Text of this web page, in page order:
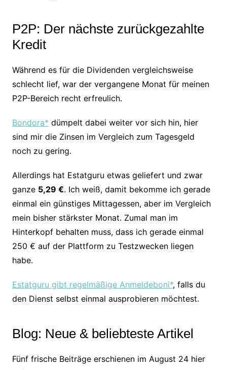
P2P: Der nächste zurückgezahlte
Kredit
Während es für die Dividenden vergleichsweise
schlecht lief, war der vergangene Monat für meinen
P2P-Bereich recht erfreulich.
Bondora* dümpelt dabei weiter vor sich hin, hier
sind mir die Zinsen im Vergleich zum Tagesgeld
noch zu gering.
Allerdings hat Estatguru etwas geliefert und zwar
ganze 5,29 €. Ich weiß, damit bekomme ich gerade
einmal ein günstiges Mittagessen, aber im Vergleich
mein bisher stärkster Monat. Zumal man im
Hinterkopf behalten muss, dass ich gerade einmal
250 € auf der Plattform zu Testzwecken liegen
habe.
Estatguru gibt regelmäßige Anmeldeboni*, falls du
den Dienst selbst einmal ausprobieren möchtest.
Blog: Neue & beliebteste Artikel
Fünf frische Beiträge erschienen im August 24 hier